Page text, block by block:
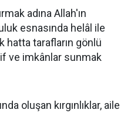
adına Allah'ın
esnasında helâl ile
hatta tarafların gönlü
ve imkânlar sunmak
oluşan kırgınlıklar, aile